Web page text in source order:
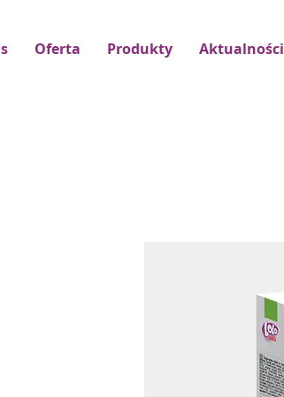
Oferta Produkty Aktualności